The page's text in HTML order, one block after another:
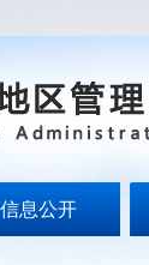
信息公开